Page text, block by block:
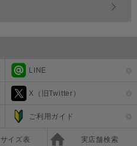
LINE
X（旧Twitter）
ご利用ガイド
サイズ表 実店舗検索